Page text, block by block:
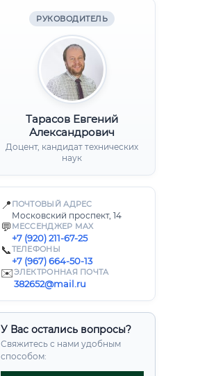
РУКОВОДИТЕЛЬ
Тарасов Евгений
Александрович
Доцент, кандидат технических
наук
📍 ПОЧТОВЫЙ АДРЕС
Московский проспект, 14
💬 МЕССЕНДЖЕР MAX
+7 (920) 211-67-25
📞ТЕЛЕФОНЫ
+7 (967) 664-50-13
✉️ЭЛЕКТРОННАЯ ПОЧТА
382652@mail.ru
У Вас остались вопросы?
Свяжитесь с нами удобным
способом: